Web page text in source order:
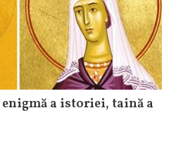
a istoriei, taină a